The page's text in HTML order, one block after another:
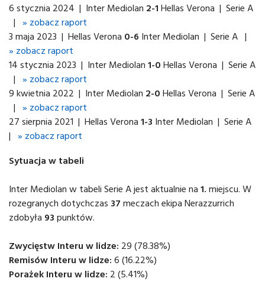
6 stycznia 2024 | Inter Mediolan 2-1 Hellas Verona | Serie A
| » zobacz raport
3 maja 2023 | Hellas Verona 0-6 Inter Mediolan | Serie A |
» zobacz raport
14 stycznia 2023 | Inter Mediolan 1-0 Hellas Verona | Serie A
| » zobacz raport
9 kwietnia 2022 | Inter Mediolan 2-0 Hellas Verona | Serie A
| » zobacz raport
27 sierpnia 2021 | Hellas Verona 1-3 Inter Mediolan | Serie A
| » zobacz raport
Sytuacja w tabeli
Inter Mediolan w tabeli Serie A jest aktualnie na 1. miejscu. W
rozegranych dotychczas 37 meczach ekipa Nerazzurrich
zdobyła 93 punktów.
Zwycięstw Interu w lidze: 29 (78.38%)
Remisów Interu w lidze: 6 (16.22%)
Porażek Interu w lidze: 2 (5.41%)